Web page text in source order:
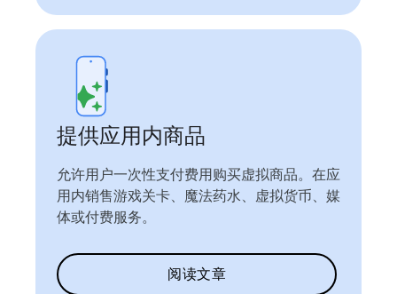
提供应用内商品
允许用户一次性支付费用购买虚拟商品。在应
用内销售游戏关卡、魔法药水、虚拟货币、媒
体或付费服务。
阅读文章